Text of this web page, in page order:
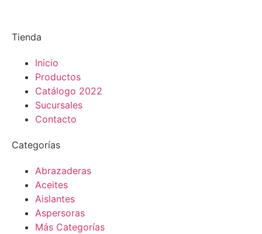
Tienda
Inicio
Productos
Catálogo 2022
Sucursales
Contacto
Categorías
Abrazaderas
Aceites
Aislantes
Aspersoras
Más Categorías